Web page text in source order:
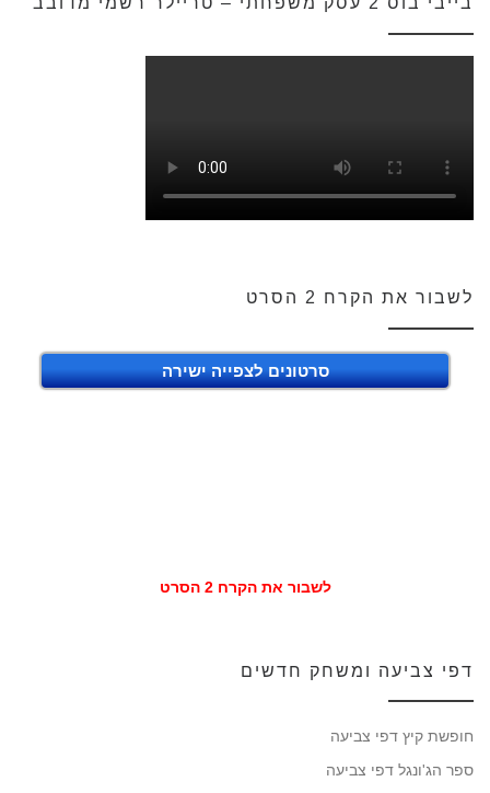
לשבור את הקרח 2 הסרט
סרטונים לצפייה ישירה
לשבור את הקרח 2 הסרט
דפי צביעה ומשחק חדשים
חופשת קיץ דפי צביעה
ספר הג'ונגל דפי צביעה